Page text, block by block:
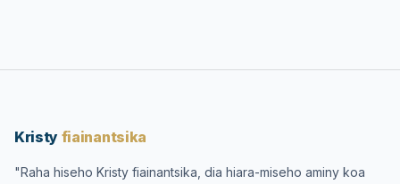
Kristy fiainantsika
"Raha hiseho Kristy fiainantsika, dia hiara-miseho aminy koa